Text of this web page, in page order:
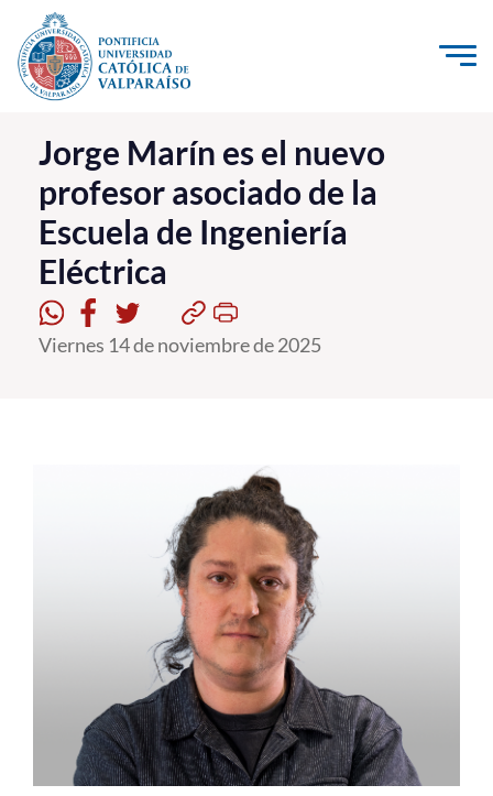
Click acá para ir directamente al contenido
La Universidad
Investigación, Creación e Innovación
PUCV Internacional
Vinculación con el Medio
Admisión
English
Jorge Marín es el nuevo
profesor asociado de la
Escuela de Ingeniería
Eléctrica
Viernes 14 de noviembre de 2025